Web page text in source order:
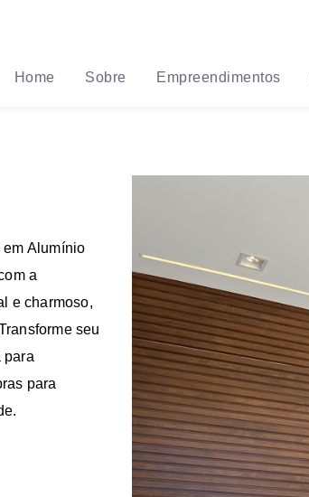
Home Sobre Empreendimentos
Alumínio
a
e charmoso,
seu
para
para